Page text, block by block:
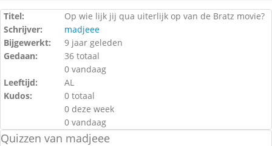
Titel:
Op wie lijk jij qua uiterlijk op van de Bratz movie?
Schrijver:
madjeee
Bijgewerkt:
9 jaar geleden
Gedaan:
36 totaal
0 vandaag
Leeftijd:
AL
Kudos:
0 totaal
0 deze week
0 vandaag
Quizzen van madjeee